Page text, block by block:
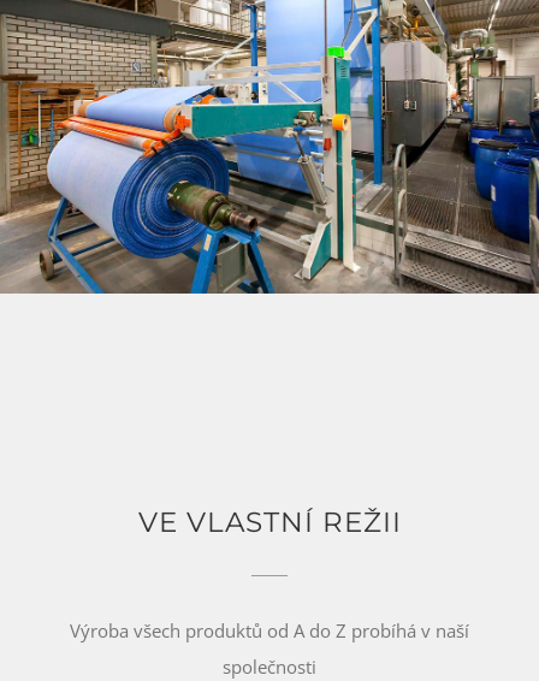
VE VLASTNÍ REŽII
Výroba všech produktů od A do Z probíhá v naší
společnosti